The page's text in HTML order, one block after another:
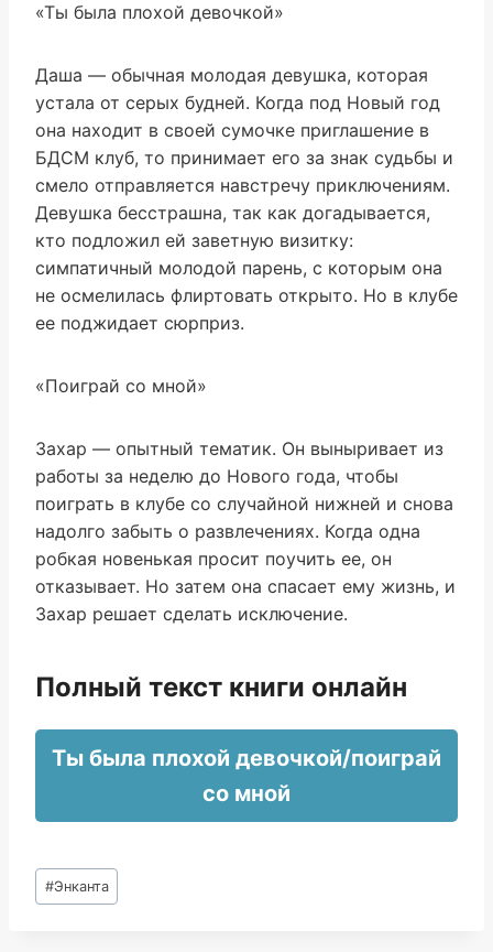
«Ты была плохой девочкой»
Даша — обычная молодая девушка, которая
устала от серых будней. Когда под Новый год
она находит в своей сумочке приглашение в
БДСМ клуб, то принимает его за знак судьбы и
смело отправляется навстречу приключениям.
Девушка бесстрашна, так как догадывается,
кто подложил ей заветную визитку:
симпатичный молодой парень, с которым она
не осмелилась флиртовать открыто. Но в клубе
ее поджидает сюрприз.
«Поиграй со мной»
Захар — опытный тематик. Он выныривает из
работы за неделю до Нового года, чтобы
поиграть в клубе со случайной нижней и снова
надолго забыть о развлечениях. Когда одна
робкая новенькая просит поучить ее, он
отказывает. Но затем она спасает ему жизнь, и
Захар решает сделать исключение.
Полный текст книги онлайн
Ты была плохой девочкой/поиграй
со мной
Метки
записи:
#Энканта